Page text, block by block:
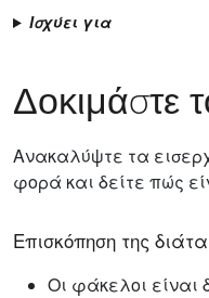
Ισχύει για
Δοκιμάστε
Ανακαλύψτε τα
φορά και δείτε πώς
Επισκόπηση της
Οι φάκελοι είναι